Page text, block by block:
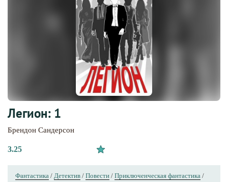
Легион: 1
Брендон Сандерсон
3.25
Фантастика / Детектив / Повести / Приключенческая фантастика /